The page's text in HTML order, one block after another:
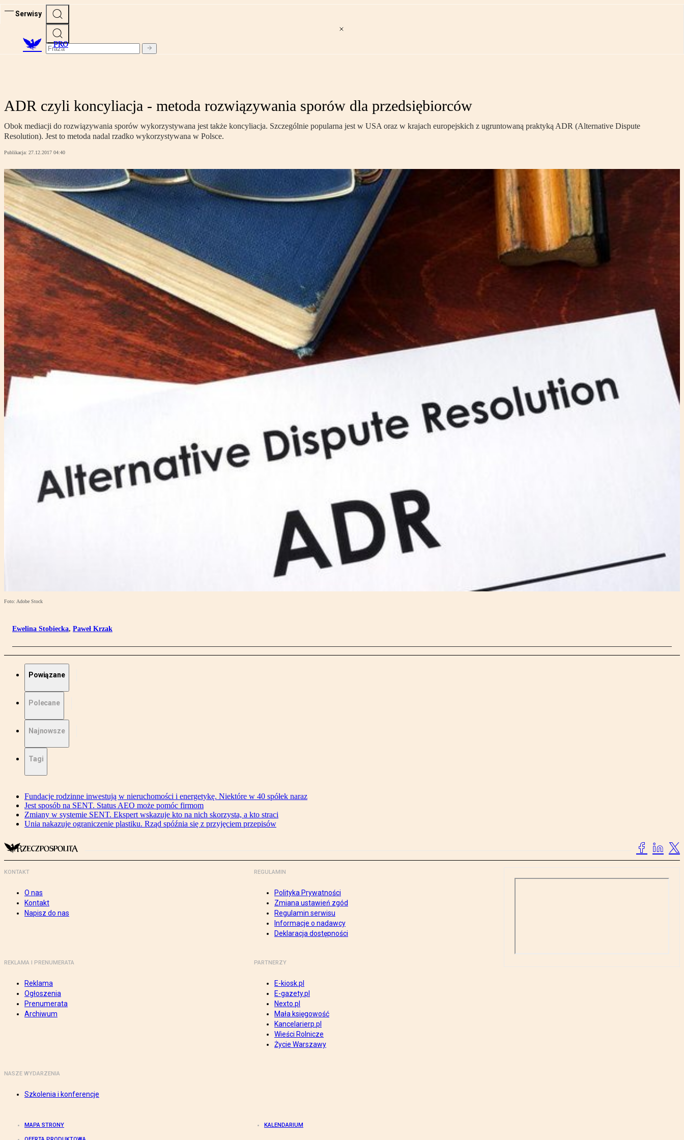
Serwisy
PRO
ADR czyli koncyliacja - metoda rozwiązywania sporów dla przedsiębiorców
Obok mediacji do rozwiązywania sporów wykorzystywana jest także koncyliacja. Szczególnie popularna jest w USA oraz w krajach europejskich z ugruntowaną praktyką ADR (Alternative Dispute
Resolution). Jest to metoda nadal rzadko wykorzystywana w Polsce.
Publikacja: 27.12.2017 04:40
Foto: Adobe Stock
Ewelina Stobiecka, Paweł Krzak
Powiązane
Polecane
Najnowsze
Tagi
Fundacje rodzinne inwestują w nieruchomości i energetykę. Niektóre w 40 spółek naraz
Jest sposób na SENT. Status AEO może pomóc firmom
Zmiany w systemie SENT. Ekspert wskazuje kto na nich skorzysta, a kto straci
Unia nakazuje ograniczenie plastiku. Rząd spóźnia się z przyjęciem przepisów
KONTAKT
O nas
Kontakt
Napisz do nas
REGULAMIN
Polityka Prywatności
Zmiana ustawień zgód
Regulamin serwisu
Informacje o nadawcy
Deklaracja dostępności
REKLAMA I PRENUMERATA
Reklama
Ogłoszenia
Prenumerata
Archiwum
PARTNERZY
E-kiosk.pl
E-gazety.pl
Nexto.pl
Mała księgowość
Kancelarierp.pl
Wieści Rolnicze
Życie Warszawy
NASZE WYDARZENIA
Szkolenia i konferencje
MAPA STRONY KALENDARIUM